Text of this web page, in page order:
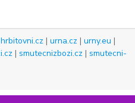
hrbitovni.cz |urna.cz |urny.eu |
|smutecnizbozi.cz |smutecni-